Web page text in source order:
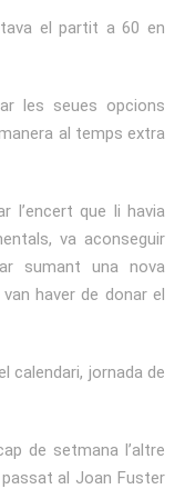
el partit a 60 en
les seues opcions
al temps extra
l’encert que li havia
va aconseguir
sumant una nova
haver de donar el
calendari, jornada de
de setmana l’altre
al Joan Fuster